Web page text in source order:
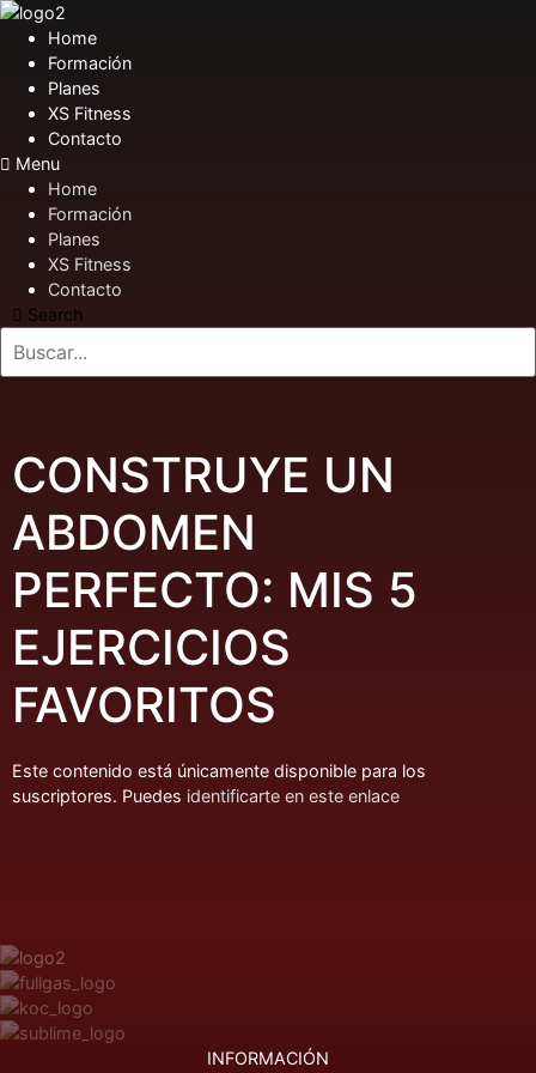
Home
Formación
Planes
XS Fitness
Contacto
Menu
Home
Formación
Planes
XS Fitness
Contacto
Search
CONSTRUYE UN
ABDOMEN
PERFECTO: MIS 5
EJERCICIOS
FAVORITOS
Este contenido está únicamente disponible para los
suscriptores. Puedes identificarte en este enlace
INFORMACIÓN